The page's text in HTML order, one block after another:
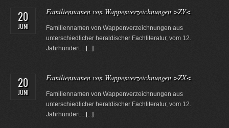
20
JUNI
Familiennamen von Wappenverzeichnungen >ZY<
Familiennamen von Wappenverzeichnungen aus
unterschiedlicher heraldischer Fachliteratur, vom 12.
Jahrhundert... [...]
20
JUNI
Familiennamen von Wappenverzeichnungen >ZX<
Familiennamen von Wappenverzeichnungen aus
unterschiedlicher heraldischer Fachliteratur, vom 12.
Jahrhundert... [...]